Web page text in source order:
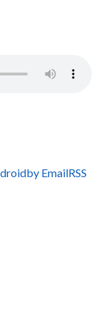
by EmailRSS